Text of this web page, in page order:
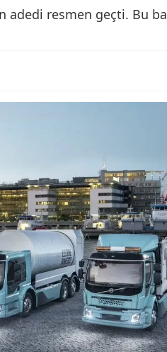
adedi resmen geçti. Bu